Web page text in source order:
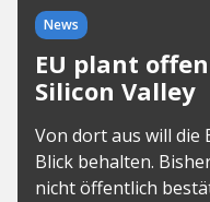
News
EU plant
Silicon Valley
Von dort aus will die
Blick behalten.
nicht öffentlich